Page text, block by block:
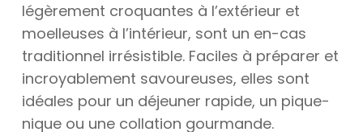
légèrement croquantes à l’extérieur et
moelleuses à l’intérieur, sont un en-cas
traditionnel irrésistible. Faciles à préparer et
incroyablement savoureuses, elles sont
idéales pour un déjeuner rapide, un pique-
nique ou une collation gourmande.